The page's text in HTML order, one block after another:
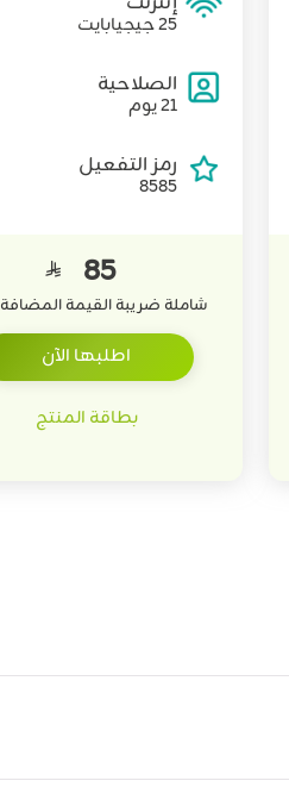
25 جيجيابايت
الصلاحية
21 يوم
رمز التفعيل
8585
85

شاملة ضريبة القيمة المضافة
اطلبها الآن
بطاقة المنتج